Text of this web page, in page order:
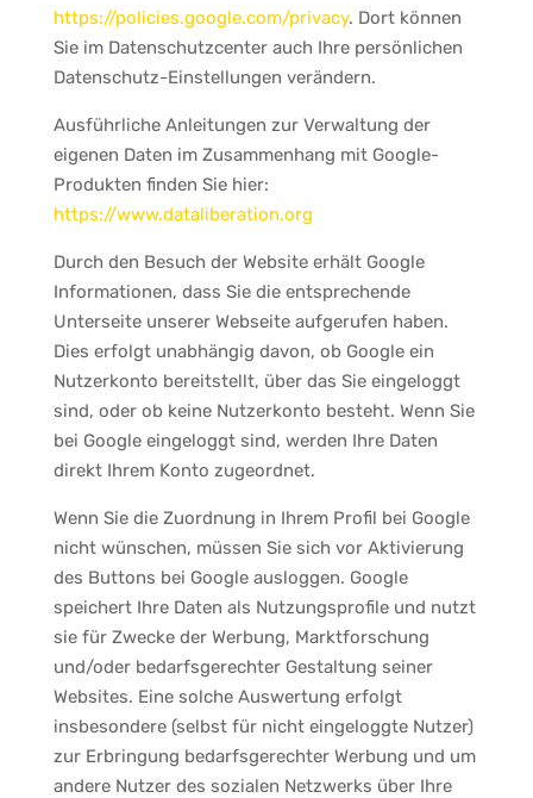
https://policies.google.com/privacy. Dort können
Sie im Datenschutzcenter auch Ihre persönlichen
Datenschutz-Einstellungen verändern.
Ausführliche Anleitungen zur Verwaltung der
eigenen Daten im Zusammenhang mit Google-
Produkten finden Sie hier:
https://www.dataliberation.org
Durch den Besuch der Website erhält Google
Informationen, dass Sie die entsprechende
Unterseite unserer Webseite aufgerufen haben.
Dies erfolgt unabhängig davon, ob Google ein
Nutzerkonto bereitstellt, über das Sie eingeloggt
sind, oder ob keine Nutzerkonto besteht. Wenn Sie
bei Google eingeloggt sind, werden Ihre Daten
direkt Ihrem Konto zugeordnet.
Wenn Sie die Zuordnung in Ihrem Profil bei Google
nicht wünschen, müssen Sie sich vor Aktivierung
des Buttons bei Google ausloggen. Google
speichert Ihre Daten als Nutzungsprofile und nutzt
sie für Zwecke der Werbung, Marktforschung
und/oder bedarfsgerechter Gestaltung seiner
Websites. Eine solche Auswertung erfolgt
insbesondere (selbst für nicht eingeloggte Nutzer)
zur Erbringung bedarfsgerechter Werbung und um
andere Nutzer des sozialen Netzwerks über Ihre